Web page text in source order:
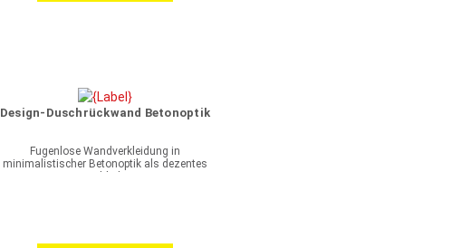
Design-Duschrückwand Betonoptik
Fugenlose Wandverkleidung in
minimalistischer Betonoptik als dezentes